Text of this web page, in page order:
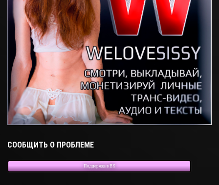
СООБЩИТЬ О ПРОБЛЕМЕ
Поддержка в ВК